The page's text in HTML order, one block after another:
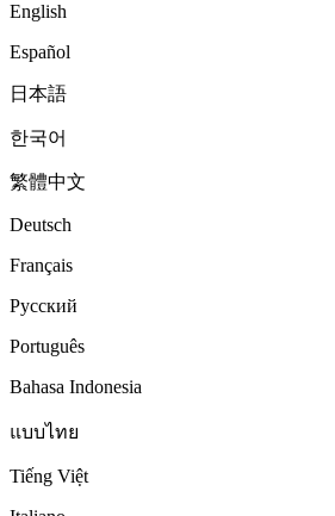
English
Español
日本語
한국어
繁體中文
Deutsch
Français
Русский
Português
Bahasa Indonesia
แบบไทย
Tiếng Việt